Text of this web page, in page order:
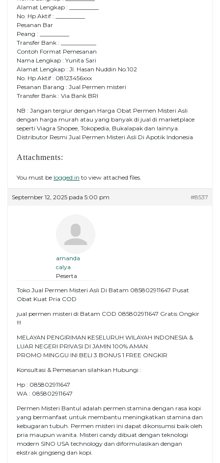
Alamat Lengkap : __________
No. Hp Aktif : __________
Pesanan Bar
Peang : __________
Transfer Bank : ____________
Contoh Format Pemesanan
Nama Lengkap : Yunita Sari
Alamat Lengkap : Jl. Hasan Nuddin No.102
No. Hp Aktif : 08123456xxx
Pesanan Barang : Jual Permen misteri
Transfer Bank : Via Bank BRI
NB : Jangan tergiur dengan Harga Obat Permen Misteri Asli
dengan harga murah atau yang banyak di jual di marketplace
seperti Viagra Shopee, Tokopedia, Bukalapak dan lainnya.
Distributor Resmi Jual Permen Misteri Asli Di Apotik Indonesia
Attachments:
You must be logged in to view attached files.
September 12, 2025 pada 5:00 pm #8537
amanda
calya
Peserta
Toko Jual Permen Misteri Asli Di Batam 085802911647 Pusat
Obat Kuat Pria COD
jual permen misteri di Batam COD 085802911647 Gratis Ongkir
!!!
MELAYAN PENGIRIMAN KESELURUH WILAYAH INDONESIA &
LUAR NEGERI PRIVASI DI JAMIN 100% AMAN
PROMO MINGGU INI BELI 3 BONUS 1 FREE ONGKIR
Konsultasi & Pemesanan silahkan Hubungi :
Hp : 085802911647
WA : 085802911647
Permen Misteri Bantul adalah permen stamina dengan rasa kopi
yang bermanfaat untuk membantu meningkatkan stamina dan
kebugaran tubuh. Permen misteri ini dapat dikonsumsi baik oleh
pria maupun wanita. Misteri candy dibuat dengan teknologi
modern SINO USA technology dan diformulasikan dengan
ekstrak gingseng dan kopi.